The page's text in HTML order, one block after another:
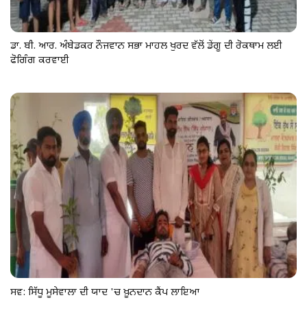
ਡਾ. ਬੀ. ਆਰ. ਅੰਬੇਡਕਰ ਨੌਜਵਾਨ ਸਭਾ ਮਾਹਲ ਖੁਰਦ ਵੱਲੋਂ ਡੇਂਗੂ ਦੀ ਰੋਕਥਾਮ ਲਈ
ਫੋਗਿੰਗ ਕਰਵਾਈ
ਸਵ: ਸਿੱਧੂ ਮੂਸੇਵਾਲਾ ਦੀ ਯਾਦ 'ਚ ਖ਼ੂਨਦਾਨ ਕੈੰਪ ਲਾਇਆ